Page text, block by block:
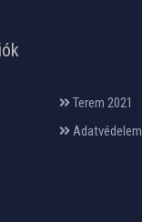
Terem 2021
Adatvédelem